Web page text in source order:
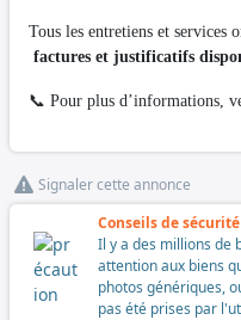
Tous les entretiens et services
factures et justificatifs
📞 Pour plus d’informations,
Signaler cette annonce
Conseils de sécurité
Il y a des millions de
attention aux biens
photos génériques,
pas été prises par